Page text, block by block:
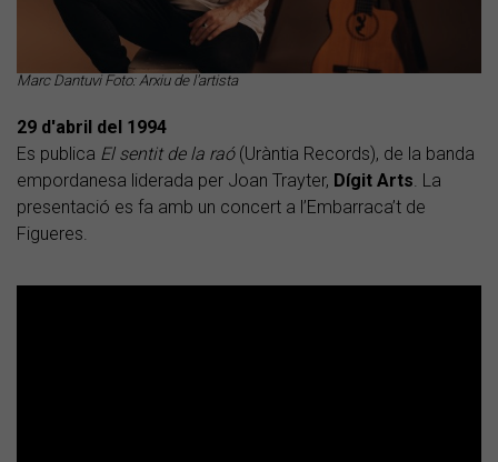
Marc Dantuvi Foto: Arxiu de l'artista
29 d'abril del 1994
Es publica El sentit de la raó (Uràntia Records), de la banda
empordanesa liderada per Joan Trayter, Dígit Arts. La
presentació es fa amb un concert a l’Embarraca’t de
Figueres.